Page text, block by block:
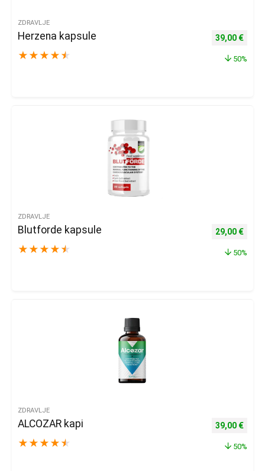
ZDRAVLJE
Herzena kapsule
★ ★ ★ ★ ★
Izvorna
39,00 €
50%
ZDRAVLJE
Blutforde kapsule
★ ★ ★ ★ ★
Izvorna
29,00 €
50%
ZDRAVLJE
ALCOZAR kapi
★ ★ ★ ★ ★
Izvorna
39,00 €
50%